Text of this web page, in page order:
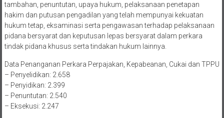
tambahan, penuntutan, upaya hukum, pelaksanaan penetapan
hakim dan putusan pengadilan yang telah mempunyai kekuatan
hukum tetap, eksaminasi serta pengawasan terhadap pelaksanaan
pidana bersyarat dan keputusan lepas bersyarat dalam perkara
tindak pidana khusus serta tindakan hukum lainnya.
Data Penanganan Perkara Perpajakan, Kepabeanan, Cukai dan TPPU
– Penyelidikan: 2.658
– Penyidikan: 2.399
– Penuntutan: 2.540
– Eksekusi: 2.247